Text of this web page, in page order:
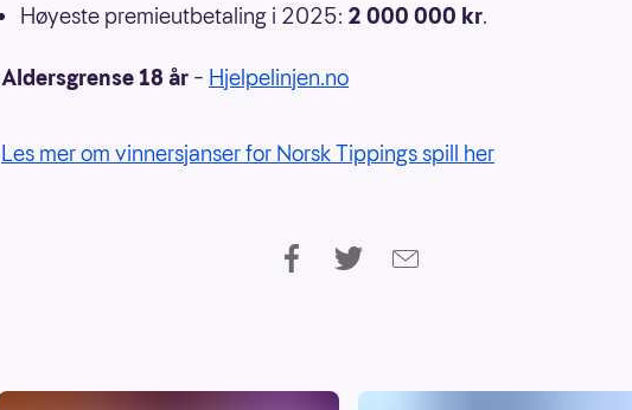
Høyeste premieutbetaling i 2025: 2 000 000 kr.
Aldersgrense 18 år – Hjelpelinjen.no
Les mer om vinnersjanser for Norsk Tippings spill her